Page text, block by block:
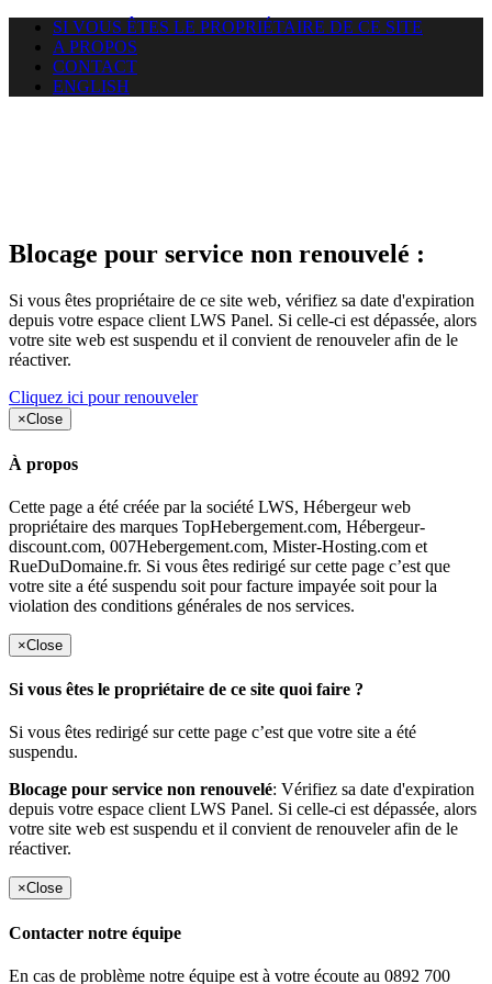
SI VOUS ÊTES LE PROPRIÉTAIRE DE CE SITE
A PROPOS
CONTACT
ENGLISH
Blocage pour service non renouvelé :
Si vous êtes propriétaire de ce site web, vérifiez sa date d'expiration
depuis votre espace client LWS Panel. Si celle-ci est dépassée, alors
votre site web est suspendu et il convient de renouveler afin de le
réactiver.
Cliquez ici pour renouveler
×Close
À propos
Cette page a été créée par la société LWS, Hébergeur web
propriétaire des marques TopHebergement.com, Hébergeur-
discount.com, 007Hebergement.com, Mister-Hosting.com et
RueDuDomaine.fr. Si vous êtes redirigé sur cette page c’est que
votre site a été suspendu soit pour facture impayée soit pour la
violation des conditions générales de nos services.
×Close
Si vous êtes le propriétaire de ce site quoi faire ?
Si vous êtes redirigé sur cette page c’est que votre site a été
suspendu.
Blocage pour service non renouvelé: Vérifiez sa date d'expiration
depuis votre espace client LWS Panel. Si celle-ci est dépassée, alors
votre site web est suspendu et il convient de renouveler afin de le
réactiver.
×Close
Contacter notre équipe
En cas de problème notre équipe est à votre écoute au 0892 700